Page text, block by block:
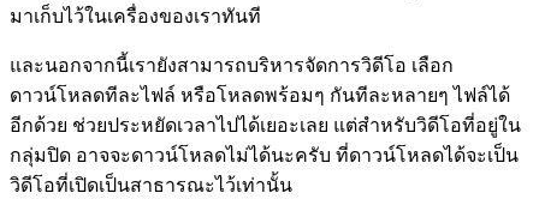
มาเก็บไว้ในเครื่องของเราทันที
และนอกจากนี้เรายังสามารถบริหารจัดการวิดีโอ เลือก
ดาวน์โหลดทีละไฟล์ หรือโหลดพร้อมๆ กันทีละหลายๆ ไฟล์ได้
อีกด้วย ช่วยประหยัดเวลาไปได้เยอะเลย แต่สำหรับวิดีโอที่อยู่ใน
กลุ่มปิด อาจจะดาวน์โหลดไม่ได้นะครับ ที่ดาวน์โหลดได้จะเป็น
วิดีโอที่เปิดเป็นสาธารณะไว้เท่านั้น